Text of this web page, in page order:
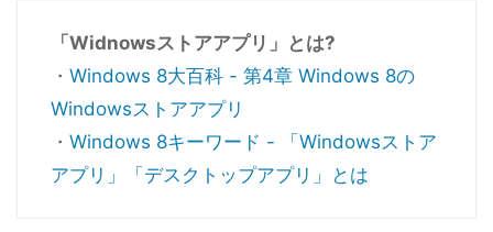
「Widnowsストアアプリ」とは?
・ Windows 8大百科 - 第4章 Windows 8の
Windowsストアアプリ
・ Windows 8キーワード - 「Windowsストア
アプリ」「デスクトップアプリ」とは